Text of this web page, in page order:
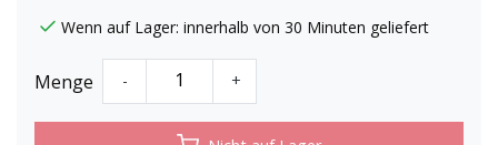
Wenn auf Lager: innerhalb von 30 Minuten geliefert
Menge - +